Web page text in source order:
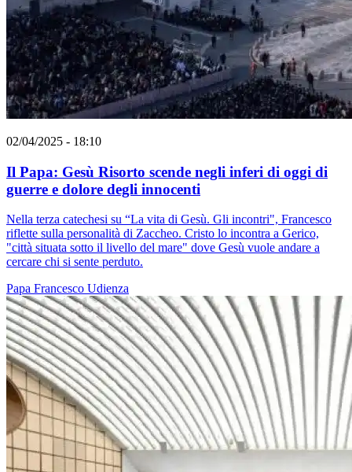
02/04/2025 - 18:10
Il Papa: Gesù Risorto scende negli inferi di oggi di
guerre e dolore degli innocenti
Nella terza catechesi su “La vita di Gesù. Gli incontri", Francesco
riflette sulla personalità di Zaccheo. Cristo lo incontra a Gerico,
"città situata sotto il livello del mare" dove Gesù vuole andare a
cercare chi si sente perduto.
Papa Francesco Udienza